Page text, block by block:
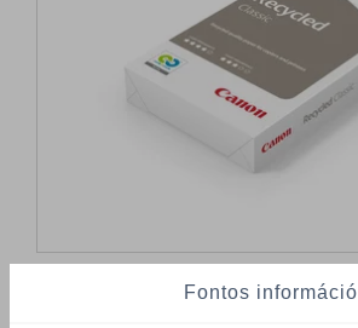
Fontos információ